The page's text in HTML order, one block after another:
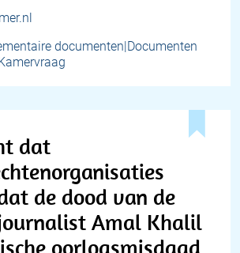
documenten|Documenten
dat
de dood van de
Amal Khalil
oorlogsmisdaad